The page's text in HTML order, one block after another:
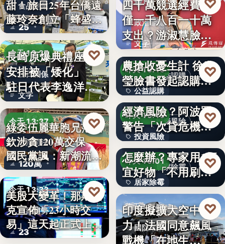
食品創業
25
甜！旅日25年台僑遠
藤玲奈創立「蜂盛
貴…
今天 13:37
台日關係
文字
長崎原爆典禮座位
安排被「矮化」
駐日代表李逸洋缺
席抗議：…
♡
今天 13:37
政治司法
120萬
綠委伍麗華胞兄范織
欽涉貪120萬交保
國民黨諷：新潮流
下…
♡
今天 13:33
財經趨勢
23
美股大變革！那斯達
克宣佈「23小時交
易」這天起正式上
路，…
♡
政治金流
文字
四千萬競選經費，
僅一千八百一十萬
支出？游淑慧臉書
追問鄭：…
♡
公益認購
昨天 19:15
公益認購
文字
颱風來襲 五峰鄉果
農搶收憂生計 徐欣
瑩臉書發起認購水
梨行…
♡
投資風險
昨天 19:10
投資風險
文字
AI投資恐成下一個
經濟風險？阿波羅
警告「次貸危機
式」逆轉…
♡
居家除霉
昨天 19:01
居家除霉
文字
牆壁反覆潮濕發霉
怎麼辦？專家用1便
宜好物「不用刷清
除陳年…
♡
昨天 18:45
國防軍購
印度擬擴大空中戰
力！法國同意飆風
戰機「在地生
♡